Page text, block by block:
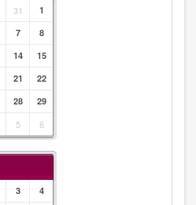
31
1
7
8
14
15
21
22
28
29
5 6
3 4